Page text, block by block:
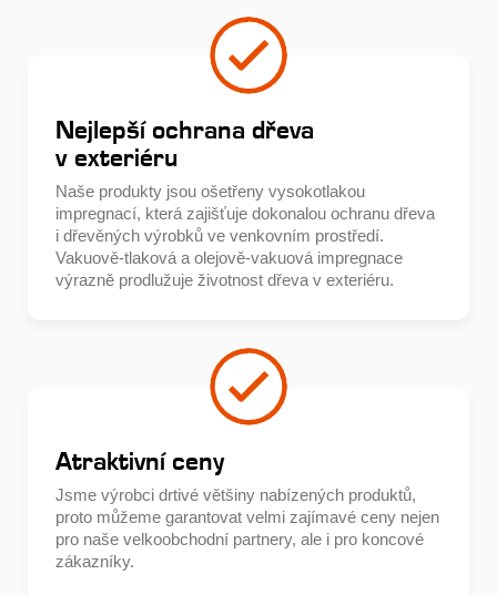
Nejlepší ochrana dřeva
v exteriéru
Naše produkty jsou ošetřeny vysokotlakou
impregnací, která zajišťuje dokonalou ochranu dřeva
i dřevěných výrobků ve venkovním prostředí.
Vakuově-tlaková a olejově-vakuová impregnace
výrazně prodlužuje životnost dřeva v exteriéru.
Atraktivní ceny
Jsme výrobci drtivé většiny nabízených produktů,
proto můžeme garantovat velmi zajímavé ceny nejen
pro naše velkoobchodní partnery, ale i pro koncové
zákazníky.